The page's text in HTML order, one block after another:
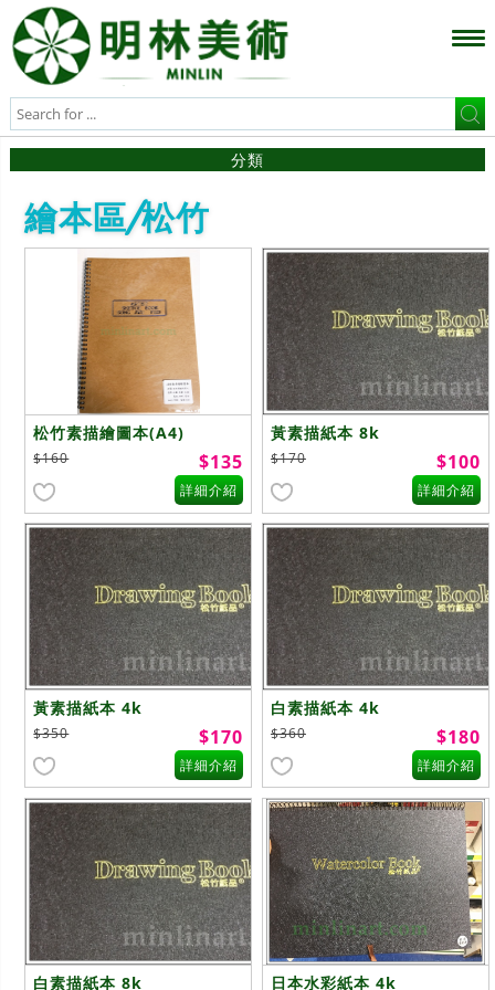
分類
繪本區/松竹
松竹素描繪圖本(A4)
$160 $135
詳細介紹
黃素描紙本 8k
$170 $100
詳細介紹
黃素描紙本 4k
$350 $170
詳細介紹
白素描紙本 4k
$360 $180
詳細介紹
白素描紙本 8k 日本水彩紙本 4k